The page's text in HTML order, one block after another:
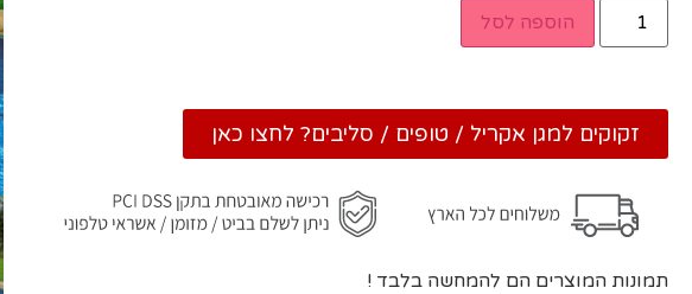
הוספה לסל
זקוקים למגן אקריל / טופים / סליבים? לחצו כאן
תמונות המוצרים הם להמחשה בלבד !